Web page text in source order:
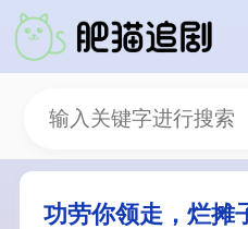
功劳你领走，烂摊